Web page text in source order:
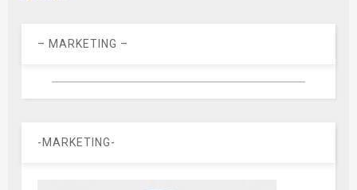
– MARKETING –
-MARKETING-